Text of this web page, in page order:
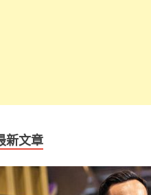
新文章